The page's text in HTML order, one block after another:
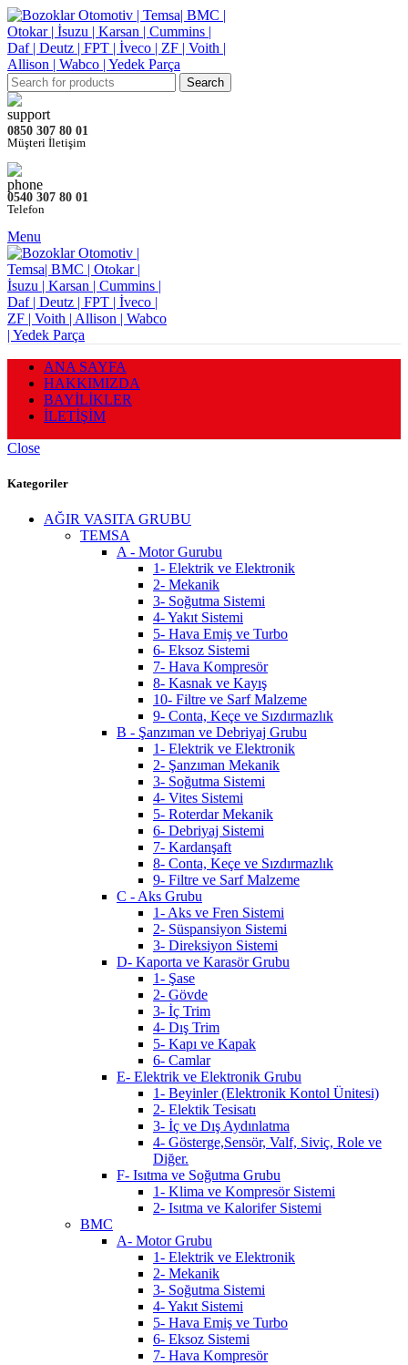
Search
0850 307 80 01
Müşteri İletişim
0540 307 80 01
Telefon
Menu
ANA SAYFA
HAKKIMIZDA
BAYİLİKLER
İLETİŞİM
Close
Kategoriler
AĞIR VASITA GRUBU
TEMSA
A - Motor Gurubu
1- Elektrik ve Elektronik
2- Mekanik
3- Soğutma Sistemi
4- Yakıt Sistemi
5- Hava Emiş ve Turbo
6- Eksoz Sistemi
7- Hava Kompresör
8- Kasnak ve Kayış
10- Filtre ve Sarf Malzeme
9- Conta, Keçe ve Sızdırmazlık
B - Şanzıman ve Debriyaj Grubu
1- Elektrik ve Elektronik
2- Şanzıman Mekanik
3- Soğutma Sistemi
4- Vites Sistemi
5- Roterdar Mekanik
6- Debriyaj Sistemi
7- Kardanşaft
8- Conta, Keçe ve Sızdırmazlık
9- Filtre ve Sarf Malzeme
C - Aks Grubu
1- Aks ve Fren Sistemi
2- Süspansiyon Sistemi
3- Direksiyon Sistemi
D- Kaporta ve Karasör Grubu
1- Şase
2- Gövde
3- İç Trim
4- Dış Trim
5- Kapı ve Kapak
6- Camlar
E- Elektrik ve Elektronik Grubu
1- Beyinler (Elektronik Kontol Ünitesi)
2- Elektik Tesisatı
3- İç ve Dış Aydınlatma
4- Gösterge,Sensör, Valf, Siviç, Role ve
Diğer.
F- Isıtma ve Soğutma Grubu
1- Klima ve Kompresör Sistemi
2- Isıtma ve Kalorifer Sistemi
BMC
A- Motor Grubu
1- Elektrik ve Elektronik
2- Mekanik
3- Soğutma Sistemi
4- Yakıt Sistemi
5- Hava Emiş ve Turbo
6- Eksoz Sistemi
7- Hava Kompresör